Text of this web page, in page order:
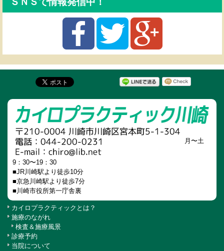
月〜土
9：30〜19：30
■JR川崎駅より徒歩10分
■京急川崎駅より徒歩7分
■川崎市役所第一庁舎裏
カイロプラクティックとは？
施療のながれ
検査＆施療風景
診療予約
当院について